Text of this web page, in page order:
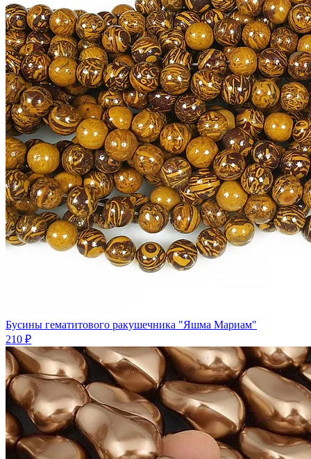
Бусины гематитового ракушечника "Яшма Мариам"
210 ₽